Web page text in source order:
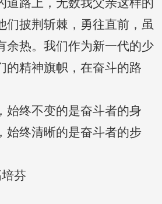
们披荆斩棘，勇往直前，虽
余热。我们作为新一代的少
的精神旗帜，在奋斗的路
终不变的是奋斗者的身
始终清晰的是奋斗者的步
芬